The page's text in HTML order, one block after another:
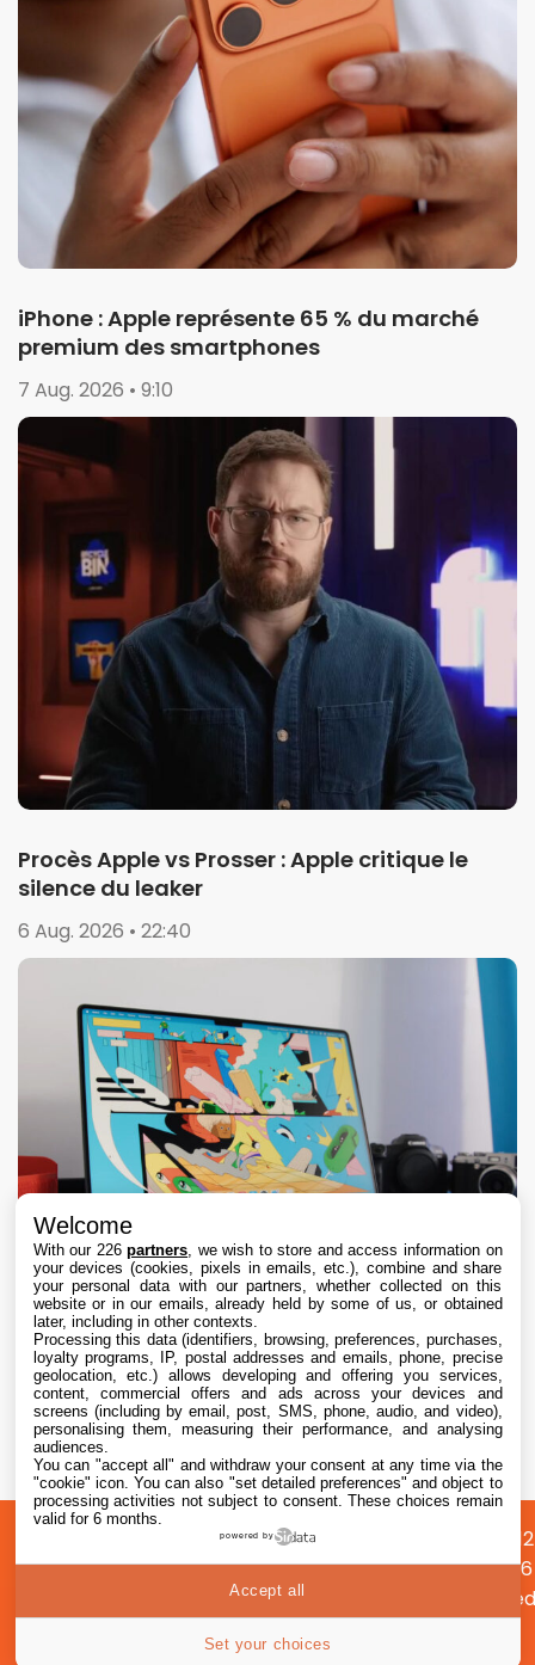
iPhone : Apple représente 65 % du marché
premium des smartphones
7 Aug. 2026 • 9:10
Procès Apple vs Prosser : Apple critique le
silence du leaker
6 Aug. 2026 • 22:40
Apple détaille la faille de sécurité bouchée
avec macOS 26.6.1, macOS 15.7.9 et macOS
14.8.9
6 Aug. 2026 • 20:58
propos
Préférences
cookies
Confidentialité
©
2026
|
Welcome
With our 226partners , we wish to store and access information on
your devices (cookies, pixels in emails, etc.), combine and share
your personal data with our partners, whether collected on this
website or in our emails, already held by some of us, or obtained
later, including in other contexts.
Processing this data (identifiers, browsing, preferences, purchases,
loyalty programs, IP, postal addresses and emails, phone, precise
geolocation, etc.) allows developing and offering you services,
content, commercial offers and ads across your devices and
screens (including by email, post, SMS, phone, audio, and video),
personalising them, measuring their performance, and analysing
audiences.
You can "accept all" and withdraw your consent at any time via the
"cookie" icon. You can also "set detailed preferences" and object to
processing activities not subject to consent. These choices remain
valid for 6 months.
powered by
Set your choices
Accept all